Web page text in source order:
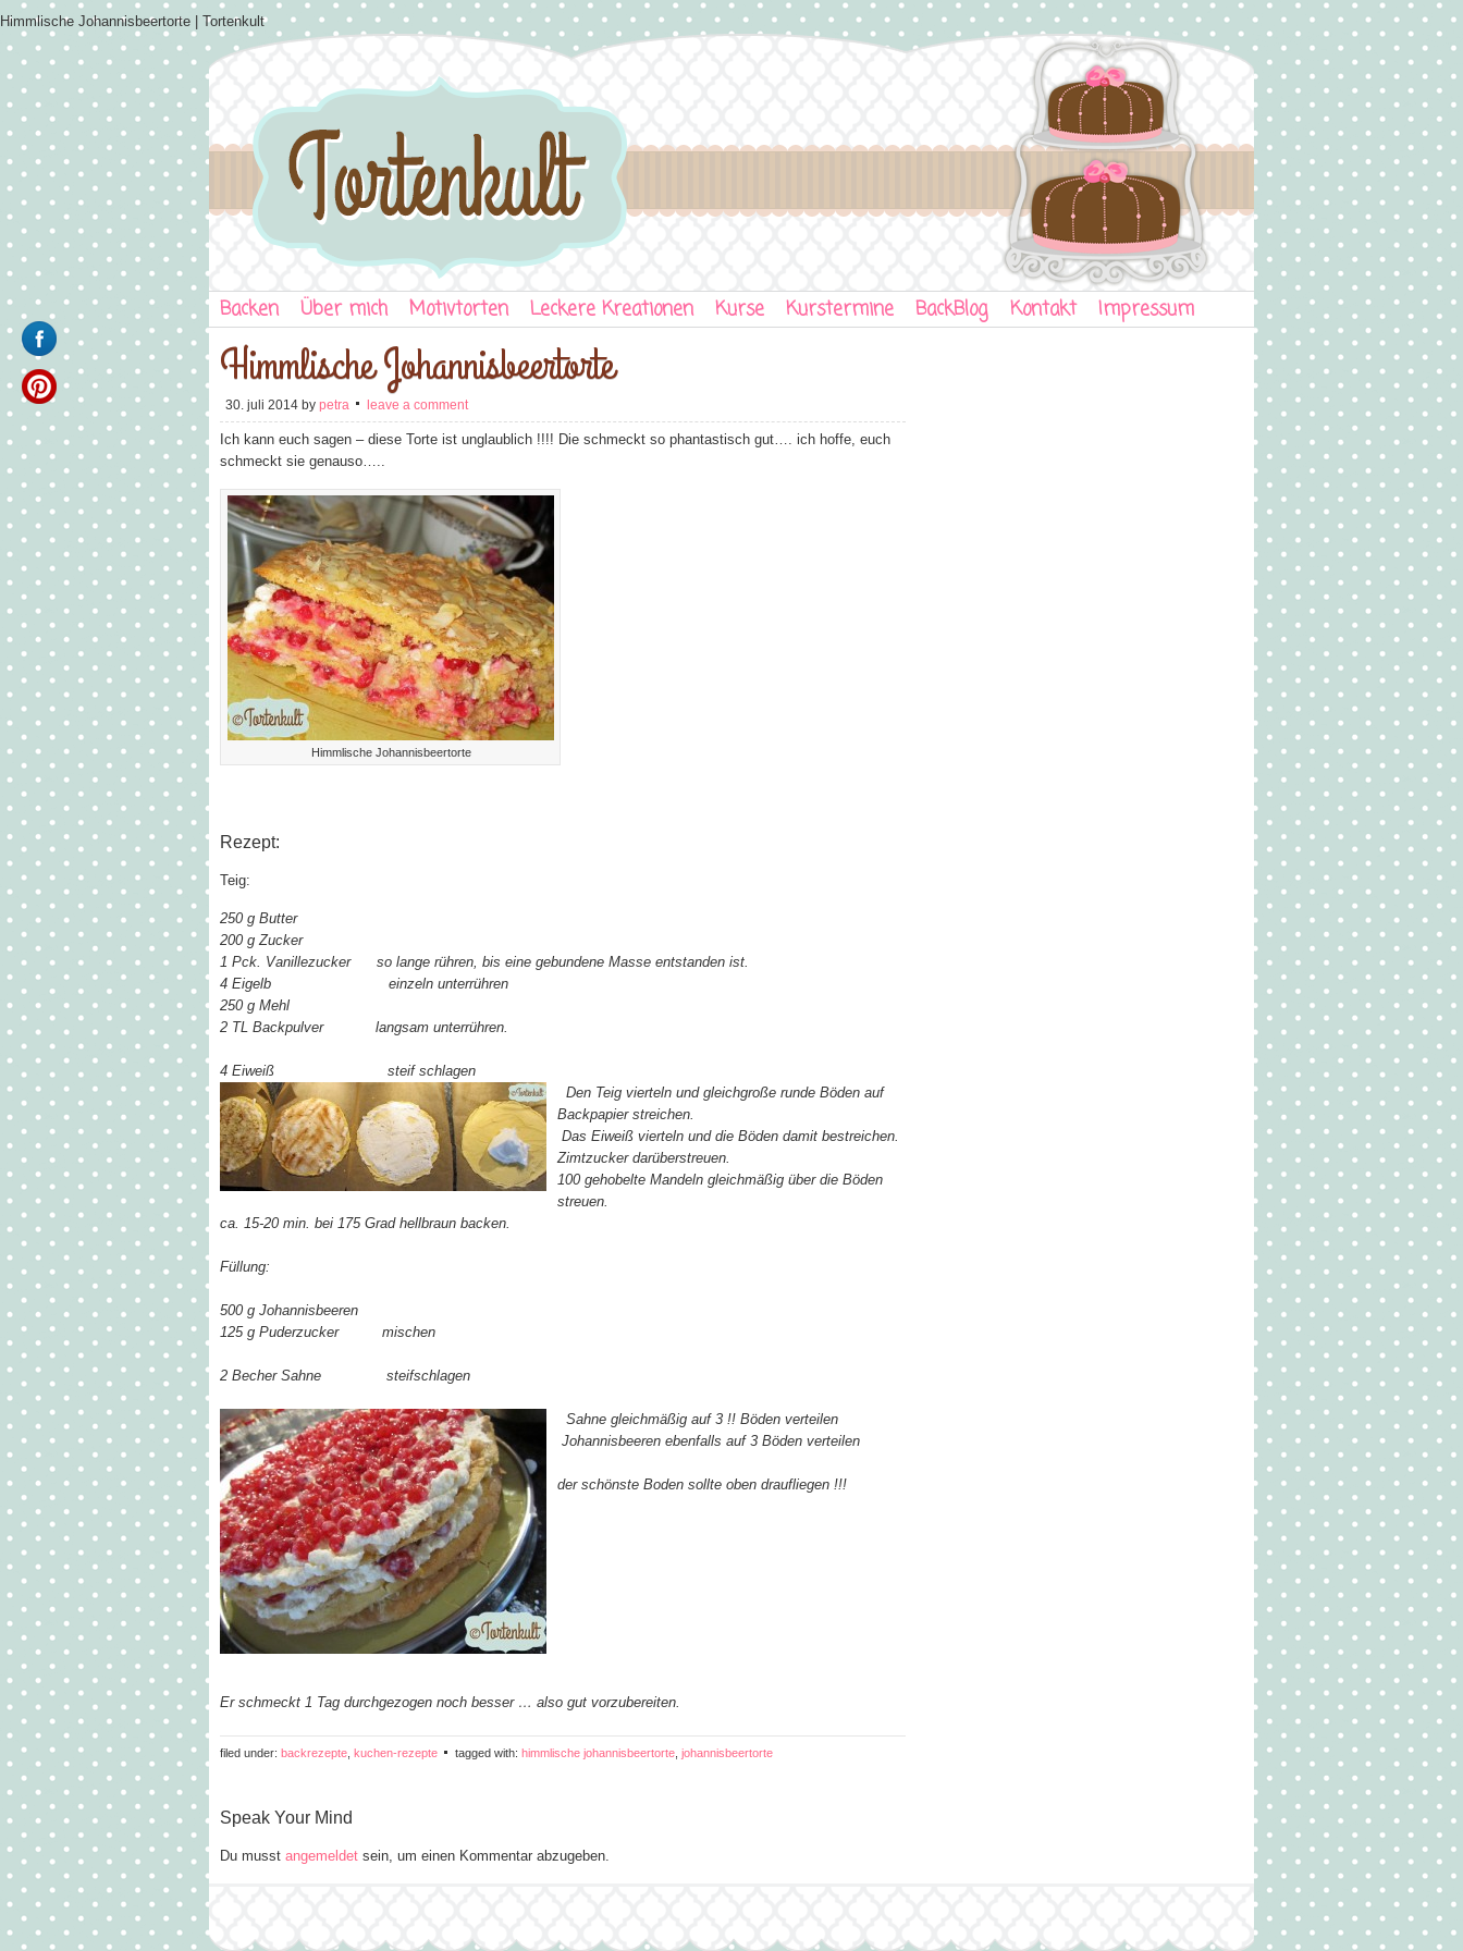
Himmlische Johannisbeertorte | Tortenkult
Backen Über mich Motivtorten Leckere Kreationen Kurse Kurstermine BackBlog Kontakt Impressum
Himmlische Johannisbeertorte
30. juli 2014 by petra leave a comment
Ich kann euch sagen – diese Torte ist unglaublich !!!! Die schmeckt so phantastisch gut…. ich hoffe, euch
schmeckt sie genauso…..
Himmlische Johannisbeertorte
Rezept:
Teig:
250 g Butter
200 g Zucker
1 Pck. Vanillezucker so lange rühren, bis eine gebundene Masse entstanden ist.
4 Eigelb einzeln unterrühren
250 g Mehl
2 TL Backpulver langsam unterrühren.
4 Eiweiß steif schlagen
Den Teig vierteln und gleichgroße runde Böden auf
Backpapier streichen.
Das Eiweiß vierteln und die Böden damit bestreichen.
Zimtzucker darüberstreuen.
100 gehobelte Mandeln gleichmäßig über die Böden
streuen.
ca. 15-20 min. bei 175 Grad hellbraun backen.
Füllung:
500 g Johannisbeeren
125 g Puderzucker mischen
2 Becher Sahne steifschlagen
Sahne gleichmäßig auf 3 !! Böden verteilen
Johannisbeeren ebenfalls auf 3 Böden verteilen
der schönste Boden sollte oben draufliegen !!!
Er schmeckt 1 Tag durchgezogen noch besser … also gut vorzubereiten.
filed under: backrezepte kuchen-rezepte tagged with: himmlische johannisbeertorte johannisbeertorte
Speak Your Mind
Du musst angemeldet sein, um einen Kommentar abzugeben.